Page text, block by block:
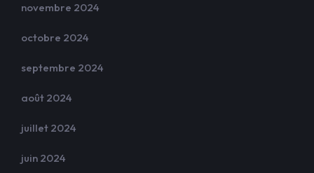
novembre 2024
octobre 2024
septembre 2024
août 2024
juillet 2024
juin 2024